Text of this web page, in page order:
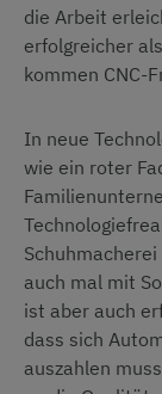
die Arbeit
erfolgreicher
kommen CNC-
In neue
wie ein roter
auch mal mit
ist aber auch
dass sich
auszahlen